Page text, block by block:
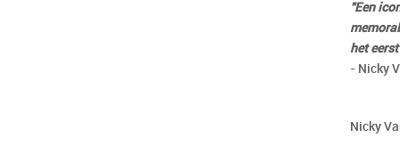
"Een
het
- Nicky
Nicky